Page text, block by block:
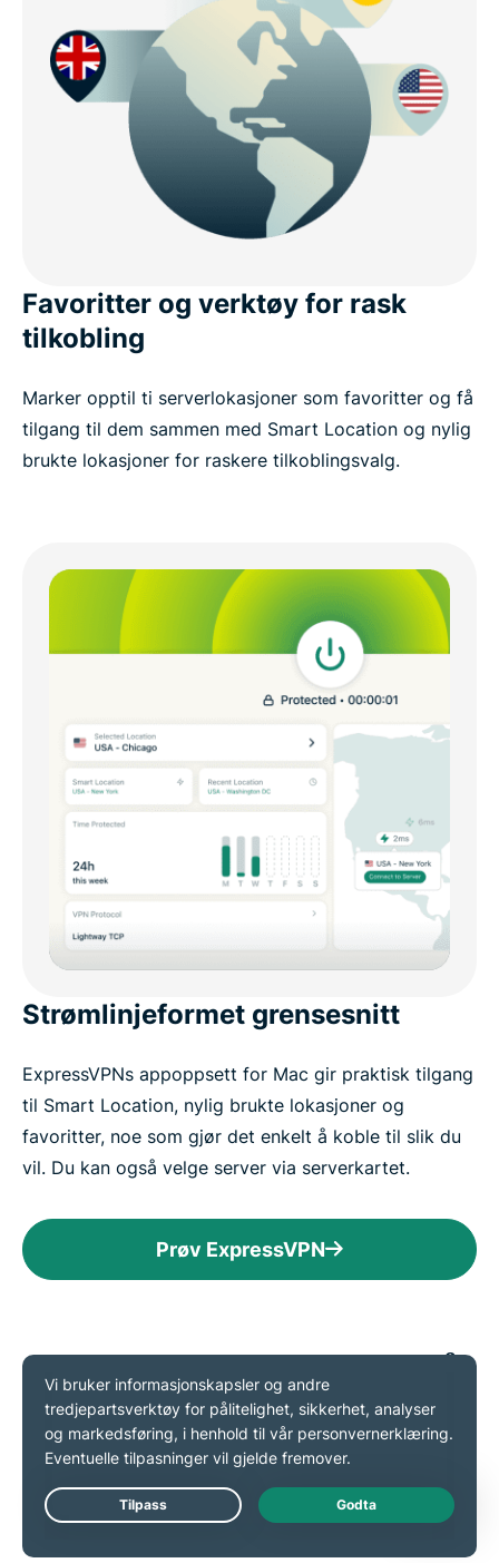
Favoritter og verktøy for rask
tilkobling
Marker opptil ti serverlokasjoner som favoritter og få
tilgang til dem sammen med Smart Location og nylig
brukte lokasjoner for raskere tilkoblingsvalg.
Strømlinjeformet grensesnitt
ExpressVPNs appoppsett for Mac gir praktisk tilgang
til Smart Location, nylig brukte lokasjoner og
favoritter, noe som gjør det enkelt å koble til slik du
vil. Du kan også velge server via serverkartet.
Prøv ExpressVPN
Last ned en VPN-app på
alle enhetene dine
VPN for alle populære plattformer. Sett opp
Live Chat